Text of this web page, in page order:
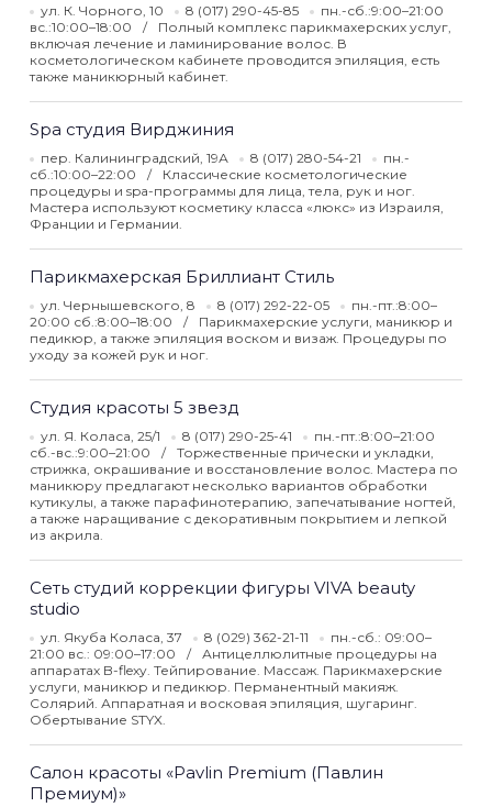
ул. К. Чорного, 10 8 (017) 290-45-85
пн.-сб.:9:00–21:00
вс.:10:00–18:00
Полный комплекс парикмахерских услуг,
включая лечение и ламинирование волос. В
косметологическом кабинете проводится эпиляция, есть
также маникюрный кабинет.
Spa студия Вирджиния
пер. Калининградский, 19А 8 (017) 280-54-21
пн.-
сб.:10:00–22:00
Классические косметологические
процедуры и spa-программы для лица, тела, рук и ног.
Мастера используют косметику класса «люкс» из Израиля,
Франции и Германии.
Парикмахерская Бриллиант Стиль
ул. Чернышевского, 8 8 (017) 292-22-05
пн.-пт.:8:00–
20:00 сб.:8:00–18:00
Парикмахерские услуги, маникюр и
педикюр, а также эпиляция воском и визаж. Процедуры по
уходу за кожей рук и ног.
Студия красоты 5 звезд
ул. Я. Коласа, 25/1 8 (017) 290-25-41
пн.-пт.:8:00–21:00
сб.-вс.:9:00–21:00
Торжественные прически и укладки,
стрижка, окрашивание и восстановление волос. Мастера по
маникюру предлагают несколько вариантов обработки
кутикулы, а также парафинотерапию, запечатывание ногтей,
а также наращивание с декоративным покрытием и лепкой
из акрила.
Сеть студий коррекции фигуры VIVA beauty
studio
ул. Якуба Коласа, 37 8 (029) 362-21-11
пн.-сб.: 09:00–
21:00 вс.: 09:00–17:00
Антицеллюлитные процедуры на
аппаратах B-flexy. Тейпирование. Массаж. Парикмахерские
услуги, маникюр и педикюр. Перманентный макияж.
Солярий. Аппаратная и восковая эпиляция, шугаринг.
Обертывание STYX.
Салон красоты «Pavlin Premium (Павлин
Премиум)»